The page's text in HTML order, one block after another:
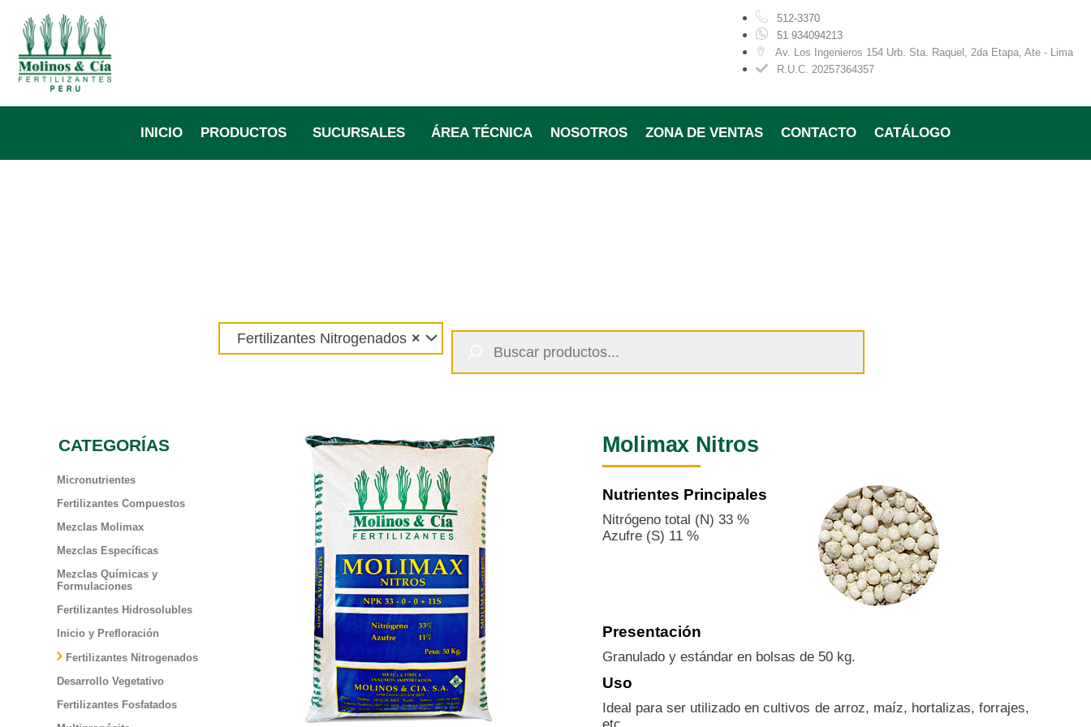
contenido
512-3370
51 934094213
Av. Los Ingenieros 154 Urb. Sta. Raquel, 2da Etapa, Ate - Lima
R.U.C. 20257364357
INICIO PRODUCTOS SUCURSALES ÁREA TÉCNICA NOSOTROS ZONA DE VENTAS CONTACTO CATÁLOGO
×
Fertilizantes Nitrogenados
Búsqueda
productos
CATEGORÍAS
Micronutrientes
Fertilizantes Compuestos
Mezclas Molimax
Mezclas Específicas
Mezclas Químicas y
Formulaciones
Fertilizantes Hidrosolubles
Inicio y Prefloración
Fertilizantes Nitrogenados
Desarrollo Vegetativo
Fertilizantes Fosfatados
Molimax Nitros
Nutrientes Principales
Nitrógeno total (N) 33 %
Azufre (S) 11 %
Presentación
Granulado y estándar en bolsas de 50 kg.
Uso
Ideal para ser utilizado en cultivos de arroz, maíz, hortalizas, forrajes,